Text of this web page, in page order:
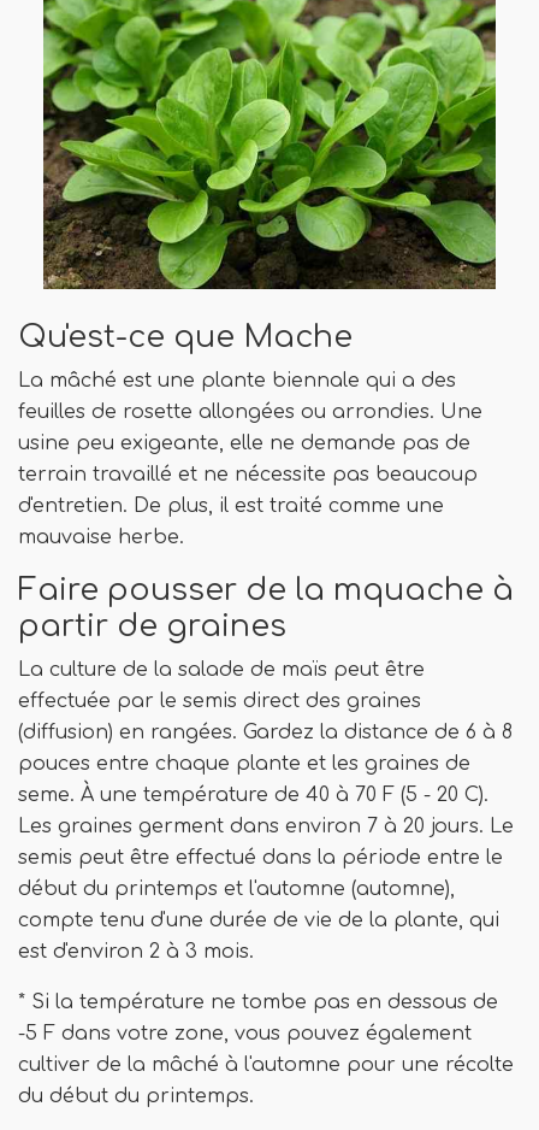
Qu'est-ce que Mache
La mâché est une plante biennale qui a des
feuilles de rosette allongées ou arrondies. Une
usine peu exigeante, elle ne demande pas de
terrain travaillé et ne nécessite pas beaucoup
d'entretien. De plus, il est traité comme une
mauvaise herbe.
Faire pousser de la mquache à
partir de graines
La culture de la salade de maïs peut être
effectuée par le semis direct des graines
(diffusion) en rangées. Gardez la distance de 6 à 8
pouces entre chaque plante et les graines de
seme. À une température de 40 à 70 F (5 - 20 C).
Les graines germent dans environ 7 à 20 jours. Le
semis peut être effectué dans la période entre le
début du printemps et l'automne (automne),
compte tenu d'une durée de vie de la plante, qui
est d'environ 2 à 3 mois.
* Si la température ne tombe pas en dessous de
-5 F dans votre zone, vous pouvez également
cultiver de la mâché à l'automne pour une récolte
du début du printemps.